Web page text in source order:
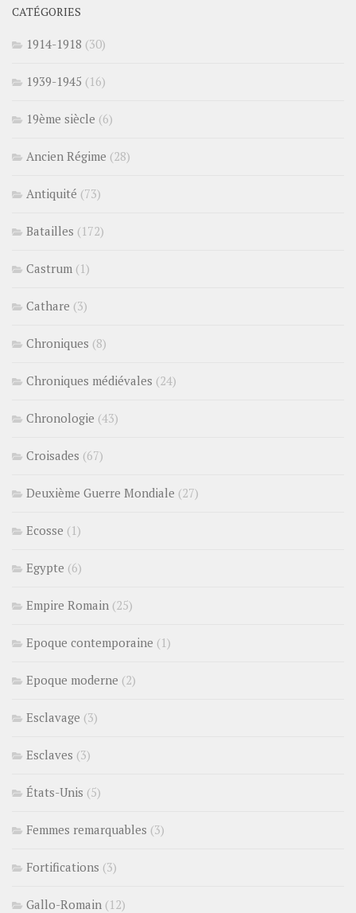
CATÉGORIES
1914-1918 (30)
1939-1945 (16)
19ème siècle (6)
Ancien Régime (28)
Antiquité (73)
Batailles (172)
Castrum (1)
Cathare (3)
Chroniques (8)
Chroniques médiévales (24)
Chronologie (43)
Croisades (67)
Deuxième Guerre Mondiale (27)
Ecosse (1)
Egypte (6)
Empire Romain (25)
Epoque contemporaine (1)
Epoque moderne (2)
Esclavage (3)
Esclaves (3)
États-Unis (5)
Femmes remarquables (3)
Fortifications (3)
Gallo-Romain (12)